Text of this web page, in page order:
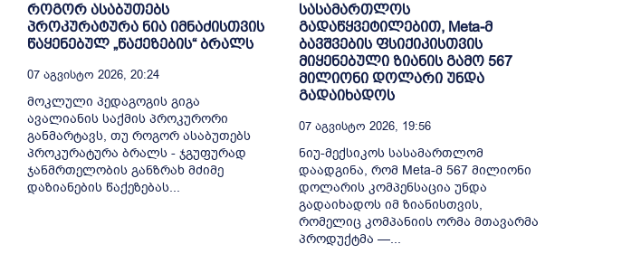
როგორ ასაბუთებს
პროკურატურა ნია იმნაძისთვის
წაყენებულ „წაქეზების“ ბრალს
07 Აგვისტო 2026, 20:24
მოკლული პედაგოგის გიგა
ავალიანის საქმის პროკურორი
განმარტავს, თუ როგორ ასაბუთებს
პროკურატურა ბრალს - ჯგუფურად
ჯანმრთელობის განზრახ მძიმე
დაზიანების წაქეზებას...
სასამართლოს
გადაწყვეტილებით, Meta-მ
ბავშვების ფსიქიკისთვის
მიყენებული ზიანის გამო 567
მილიონი დოლარი უნდა
გადაიხადოს
07 Აგვისტო 2026, 19:56
ნიუ-მექსიკოს სასამართლომ
დაადგინა, რომ Meta-მ 567 მილიონი
დოლარის კომპენსაცია უნდა
გადაიხადოს იმ ზიანისთვის,
რომელიც კომპანიის ორმა მთავარმა
პროდუქტმა —...